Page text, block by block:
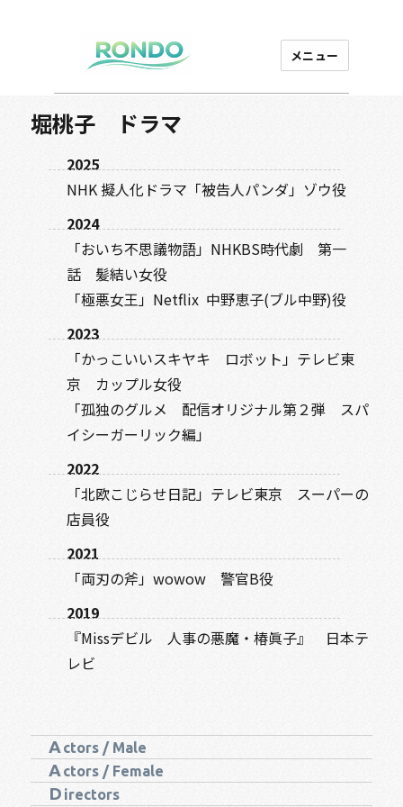
ロンド
芸能プロダクション
メニュー
堀桃子 ドラマ
2025
NHK 擬人化ドラマ「被告人パンダ」ゾウ役
2024
「おいち不思議物語」NHKBS時代劇 第一
話 髪結い女役
「極悪女王」Netflix 中野恵子(ブル中野)役
2023
「かっこいいスキヤキ ロボット」テレビ東
京 カップル女役
「孤独のグルメ 配信オリジナル第２弾 スパ
イシーガーリック編」
2022
「北欧こじらせ日記」テレビ東京 スーパーの
店員役
2021
「両刃の斧」wowow 警官B役
2019
『Missデビル 人事の悪魔・椿眞子』 日本テ
レビ
A ctors / Male
A ctors / Female
D irectors